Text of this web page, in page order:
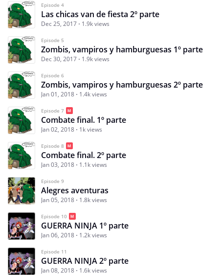
Episode 4
Las chicas van de fiesta 2º parte
Dec 25, 2017 1.9k views
Episode 5
Zombis, vampiros y hamburguesas 1º parte
Dec 30, 2017 1.9k views
Episode 6
Zombis, vampiros y hamburguesas 2º parte
Jan 01, 2018 1.4k views
Episode 7
Combate final. 1º parte
Jan 02, 2018 1k views
Episode 8
Combate final. 2º parte
Jan 03, 2018 1.1k views
Episode 9
Alegres aventuras
Jan 05, 2018 1.8k views
Episode 10
GUERRA NINJA 1º parte
Jan 06, 2018 1.2k views
Episode 11
GUERRA NINJA 2º parte
Jan 08, 2018 1.6k views